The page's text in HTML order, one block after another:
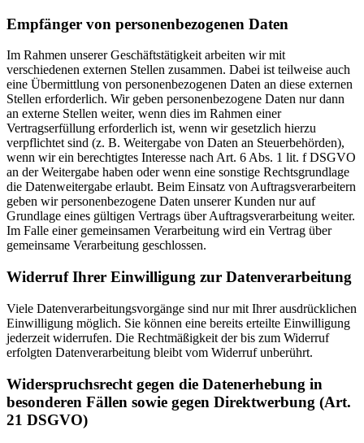
Empfänger von personenbezogenen Daten
Im Rahmen unserer Geschäftstätigkeit arbeiten wir mit
verschiedenen externen Stellen zusammen. Dabei ist teilweise auch
eine Übermittlung von personenbezogenen Daten an diese externen
Stellen erforderlich. Wir geben personenbezogene Daten nur dann
an externe Stellen weiter, wenn dies im Rahmen einer
Vertragserfüllung erforderlich ist, wenn wir gesetzlich hierzu
verpflichtet sind (z. B. Weitergabe von Daten an Steuerbehörden),
wenn wir ein berechtigtes Interesse nach Art. 6 Abs. 1 lit. f DSGVO
an der Weitergabe haben oder wenn eine sonstige Rechtsgrundlage
die Datenweitergabe erlaubt. Beim Einsatz von Auftragsverarbeitern
geben wir personenbezogene Daten unserer Kunden nur auf
Grundlage eines gültigen Vertrags über Auftragsverarbeitung weiter.
Im Falle einer gemeinsamen Verarbeitung wird ein Vertrag über
gemeinsame Verarbeitung geschlossen.
Widerruf Ihrer Einwilligung zur Datenverarbeitung
Viele Datenverarbeitungsvorgänge sind nur mit Ihrer ausdrücklichen
Einwilligung möglich. Sie können eine bereits erteilte Einwilligung
jederzeit widerrufen. Die Rechtmäßigkeit der bis zum Widerruf
erfolgten Datenverarbeitung bleibt vom Widerruf unberührt.
Widerspruchsrecht gegen die Datenerhebung in
besonderen Fällen sowie gegen Direktwerbung (Art.
21 DSGVO)